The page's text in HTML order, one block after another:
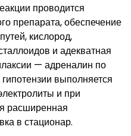
проводится
препарата, обеспечение
кислород,
и адекватная
— адреналин по
выполняется
и при
расширенная
в стационар.